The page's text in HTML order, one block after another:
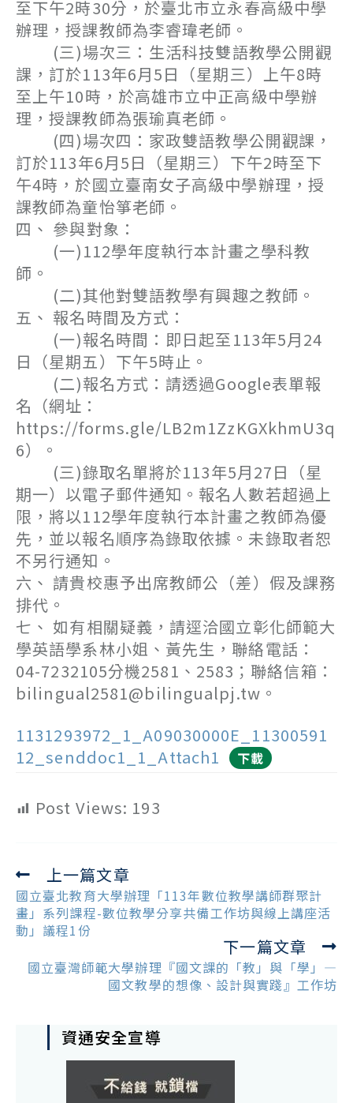
至下午2時30分，於臺北市立永春高級中學
辦理，授課教師為李睿瑋老師。
(三)場次三：生活科技雙語教學公開觀
課，訂於113年6月5日（星期三）上午8時
至上午10時，於高雄市立中正高級中學辦
理，授課教師為張瑜真老師。
(四)場次四：家政雙語教學公開觀課，
訂於113年6月5日（星期三）下午2時至下
午4時，於國立臺南女子高級中學辦理，授
課教師為童怡箏老師。
四、 參與對象：
(一)112學年度執行本計畫之學科教
師。
(二)其他對雙語教學有興趣之教師。
五、 報名時間及方式：
(一)報名時間：即日起至113年5月24
日（星期五）下午5時止。
(二)報名方式：請透過Google表單報
名（網址：
https://forms.gle/LB2m1ZzKGXkhmU3q
6）。
(三)錄取名單將於113年5月27日（星
期一）以電子郵件通知。報名人數若超過上
限，將以112學年度執行本計畫之教師為優
先，並以報名順序為錄取依據。未錄取者恕
不另行通知。
六、 請貴校惠予出席教師公（差）假及課務
排代。
七、 如有相關疑義，請逕洽國立彰化師範大
學英語學系林小姐、黃先生，聯絡電話：
04-7232105分機2581、2583；聯絡信箱：
bilingual2581@bilingualpj.tw。
1131293972_1_A09030000E_11300591
12_senddoc1_1_Attach1
下載
Post Views: 193
Read
more
articles
上一篇文章
國立臺北教育大學辦理「113年數位教學講師群聚計
畫」系列課程-數位教學分享共備工作坊與線上講座活
動」議程1份
下一篇文章
國立臺灣師範大學辦理『國文課的「教」與「學」—
國文教學的想像、設計與實踐』工作坊
資通安全宣導